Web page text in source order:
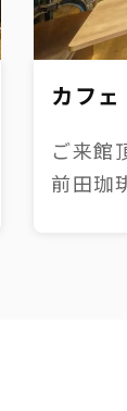
カフェ
ご来館
前田珈